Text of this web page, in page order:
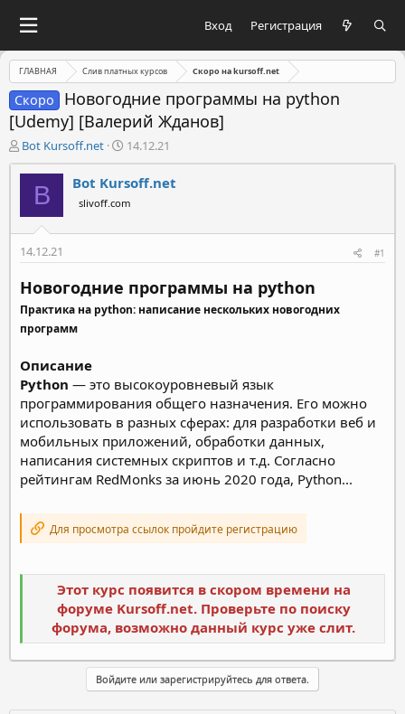
Вход Регистрация
ГЛАВНАЯ Слив платных курсов Скоро на kursoff.net
Скоро
Новогодние программы на python
[Udemy] [Валерий Жданов]
А
в
т
м
Bot Kursoff.net
Д
а
т
а
н
а
а
14.12.21
B Bot Kursoff.net
slivoff.com
14.12.21 #1
Новогодние программы на python
Практика на python: написание нескольких новогодних
программ
Описание
Python — это высокоуровневый язык
программирования общего назначения. Его можно
использовать в разных сферах: для разработки веб и
мобильных приложений, обработки данных,
написания системных скриптов и т.д. Согласно
рейтингам RedMonks за июнь 2020 года, Python...
Для просмотра ссылок пройдите регистрацию
Этот курс появится в скором времени на
форуме Kursoff.net. Проверьте по поиску
форума, возможно данный курс уже слит.
Войдите или зарегистрируйтесь для ответа.